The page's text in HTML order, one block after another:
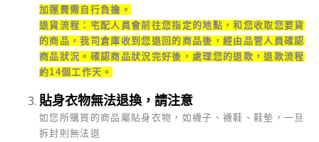
加運費需自行負擔。
退貨流程：宅配人員會前往您指定的地點，和您收取您要貨
的商品，我司倉庫收到您退回的商品後，經由品管人員確認
商品狀況。確認商品狀況完好後，處理您的退款，退款流程
約14個工作天。
貼身衣物無法退換，請注意
如您所購買的商品屬貼身衣物，如襪子、襪鞋、鞋墊，一旦
拆封則無法退